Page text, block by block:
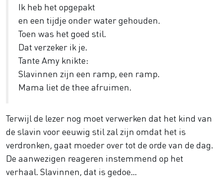
Ik heb het opgepakt
en een tijdje onder water gehouden.
Toen was het goed stil.
Dat verzeker ik je.
Tante Amy knikte:
Slavinnen zijn een ramp, een ramp.
Mama liet de thee afruimen.
Terwijl de lezer nog moet verwerken dat het kind van
de slavin voor eeuwig stil zal zijn omdat het is
verdronken, gaat moeder over tot de orde van de dag.
De aanwezigen reageren instemmend op het
verhaal. Slavinnen, dat is gedoe…